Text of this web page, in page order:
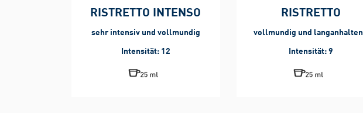
RISTRETTO INTENSO
sehr intensiv und vollmundig
Intensität: 12
RISTRETTO
vollmundig und
Intensität: 9